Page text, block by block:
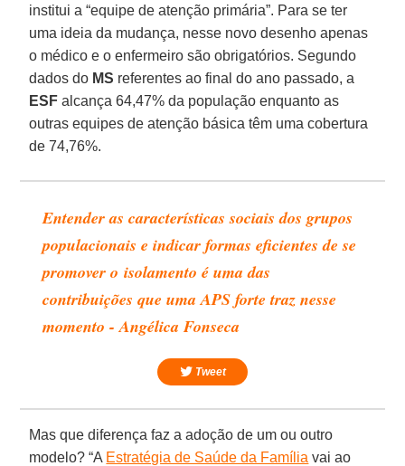
institui a “equipe de atenção primária”. Para se ter
uma ideia da mudança, nesse novo desenho apenas
o médico e o enfermeiro são obrigatórios. Segundo
dados do MS referentes ao final do ano passado, a
ESF alcança 64,47% da população enquanto as
outras equipes de atenção básica têm uma cobertura
de 74,76%.
Entender as características sociais dos grupos
populacionais e indicar formas eficientes de se
promover o isolamento é uma das
contribuições que uma APS forte traz nesse
momento - Angélica Fonseca
Tweet
Mas que diferença faz a adoção de um ou outro
modelo? “A Estratégia de Saúde da Família vai ao